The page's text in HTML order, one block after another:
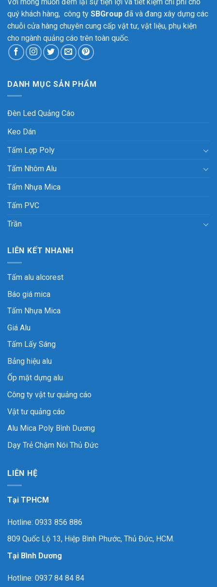
quý khách hàng, công ty SBGroup đã và đang xây dựng các
chuỗi cửa hàng chuyên cung cấp vật tư, vật liệu, phụ kiện
cho ngành quảng cáo trên toàn quốc.
DANH MỤC SẢN PHẨM
Đèn Led Quảng Cáo
Keo Dán
Tấm Lợp Poly
Tấm Nhôm Alu
Tấm Nhựa Mica
Tấm PVC
Trần
LIÊN KẾT NHANH
Tấm alu alcorest
Báo giá mica
Tấm Nhựa Mica
Giá Alu
Tấm Lấy Sáng
Bảng hiệu alu
Ốp mặt dựng alu
Công ty vật tư quảng cáo
Vật tư quảng cáo
Alu Mica Poly Bình Dương
Dạy Trẻ Chậm Nói Thủ Đức
LIÊN HỆ
Tại TPHCM
Hotline: 0933 856 886
809 Quốc Lộ 13, Hiệp Bình Phước, Thủ Đức, HCM.
Tại Bình Dương
Hotline: 0937 84 84 84